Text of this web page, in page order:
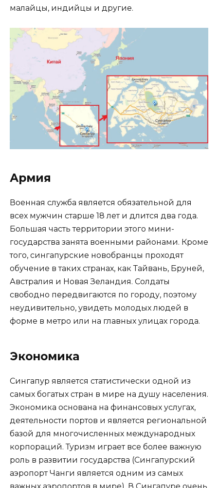
малайцы, индийцы и другие.
Армия
Военная служба является обязательной для
всех мужчин старше 18 лет и длится два года.
Большая часть территории этого мини-
государства занята военными районами. Кроме
того, сингапурские новобранцы проходят
обучение в таких странах, как Тайвань, Бруней,
Австралия и Новая Зеландия. Солдаты
свободно передвигаются по городу, поэтому
неудивительно, увидеть молодых людей в
форме в метро или на главных улицах города.
Экономика
Сингапур является статистически одной из
самых богатых стран в мире на душу населения.
Экономика основана на финансовых услугах,
деятельности портов и является региональной
базой для многочисленных международных
корпораций. Туризм играет все более важную
роль в развитии государства (Сингапурский
аэропорт Чанги является одним из самых